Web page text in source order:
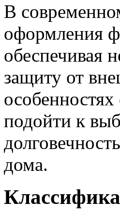
В
оформления
обеспечивая
защиту от
подойти к
дома.